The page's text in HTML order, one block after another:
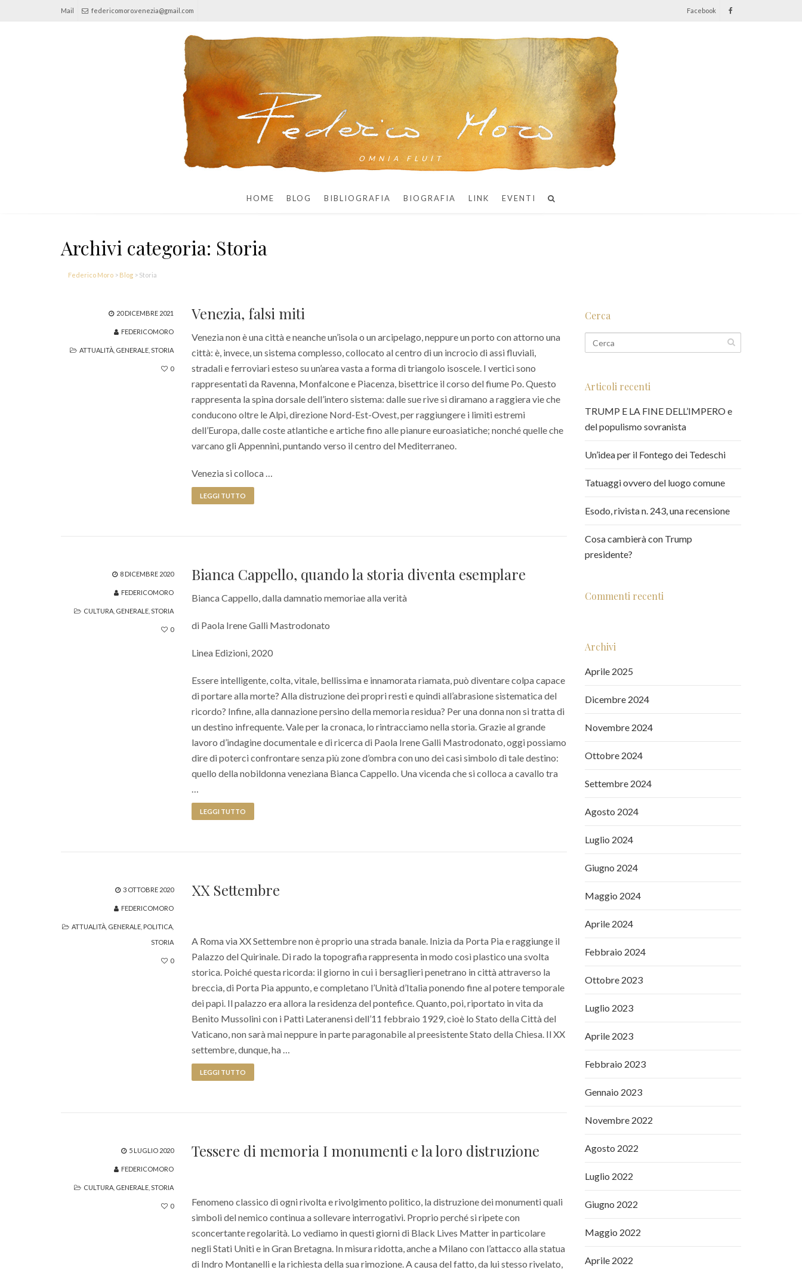
Mail federicomoro.venezia@gmail.com Facebook
OMNIA FLUIT
HOME BLOG BIBLIOGRAFIA BIOGRAFIA LINK EVENTI
Archivi categoria: Storia
Federico Moro > Blog > Storia
20 DICEMBRE 2021
FEDERICOMORO
ATTUALITÀ GENERALE ,STORIA
0
Venezia, falsi miti
Venezia non è una città e neanche un’isola o un arcipelago, neppure un porto con attorno una
città: è, invece, un sistema complesso, collocato al centro di un incrocio di assi fluviali,
stradali e ferroviari esteso su un’area vasta a forma di triangolo isoscele. I vertici sono
rappresentati da Ravenna, Monfalcone e Piacenza, bisettrice il corso del fiume Po. Questo
rappresenta la spina dorsale dell’intero sistema: dalle sue rive si diramano a raggiera vie che
conducono oltre le Alpi, direzione Nord-Est-Ovest, per raggiungere i limiti estremi
dell’Europa, dalle coste atlantiche e artiche fino alle pianure euroasiatiche; nonché quelle che
varcano gli Appennini, puntando verso il centro del Mediterraneo.
Venezia si colloca …
LEGGI TUTTO
8 DICEMBRE 2020
FEDERICOMORO
CULTURA GENERALE ,STORIA
0
Bianca Cappello, quando la storia diventa esemplare
Bianca Cappello, dalla damnatio memoriae alla verità
di Paola Irene Galli Mastrodonato
Linea Edizioni, 2020
Essere intelligente, colta, vitale, bellissima e innamorata riamata, può diventare colpa capace
di portare alla morte? Alla distruzione dei propri resti e quindi all’abrasione sistematica del
ricordo? Infine, alla dannazione persino della memoria residua? Per una donna non si tratta di
un destino infrequente. Vale per la cronaca, lo rintracciamo nella storia. Grazie al grande
lavoro d’indagine documentale e di ricerca di Paola Irene Galli Mastrodonato, oggi possiamo
dire di poterci confrontare senza più zone d’ombra con uno dei casi simbolo di tale destino:
quello della nobildonna veneziana Bianca Cappello. Una vicenda che si colloca a cavallo tra
…
LEGGI TUTTO
3 OTTOBRE 2020
FEDERICOMORO
ATTUALITÀ GENERALE POLITICA
STORIA
0
XX Settembre
A Roma via XX Settembre non è proprio una strada banale. Inizia da Porta Pia e raggiunge il
Palazzo del Quirinale. Di rado la topografia rappresenta in modo così plastico una svolta
storica. Poiché questa ricorda: il giorno in cui i bersaglieri penetrano in città attraverso la
breccia, di Porta Pia appunto, e completano l’Unità d’Italia ponendo fine al potere temporale
dei papi. Il palazzo era allora la residenza del pontefice. Quanto, poi, riportato in vita da
Benito Mussolini con i Patti Lateranensi dell’11 febbraio 1929, cioè lo Stato della Città del
Vaticano, non sarà mai neppure in parte paragonabile al preesistente Stato della Chiesa. Il XX
settembre, dunque, ha …
LEGGI TUTTO
5 LUGLIO 2020
FEDERICOMORO
CULTURA GENERALE ,STORIA
0
Tessere di memoria I monumenti e la loro distruzione
Fenomeno classico di ogni rivolta e rivolgimento politico, la distruzione dei monumenti quali
simboli del nemico continua a sollevare interrogativi. Proprio perché si ripete con
sconcertante regolarità. Lo vediamo in questi giorni di Black Lives Matter in particolare
negli Stati Uniti e in Gran Bretagna. In misura ridotta, anche a Milano con l’attacco alla statua
di Indro Montanelli e la richiesta della sua rimozione. A causa del fatto, da lui stesso rivelato,
Cerca
Articoli recenti
TRUMP E LA FINE DELL’IMPERO e
del populismo sovranista
Un’idea per il Fontego dei Tedeschi
Tatuaggi ovvero del luogo comune
Esodo, rivista n. 243, una recensione
Cosa cambierà con Trump
presidente?
Commenti recenti
Archivi
Aprile 2025
Dicembre 2024
Novembre 2024
Ottobre 2024
Settembre 2024
Agosto 2024
Luglio 2024
Giugno 2024
Maggio 2024
Aprile 2024
Febbraio 2024
Ottobre 2023
Luglio 2023
Aprile 2023
Febbraio 2023
Gennaio 2023
Novembre 2022
Agosto 2022
Luglio 2022
Giugno 2022
Maggio 2022
Aprile 2022